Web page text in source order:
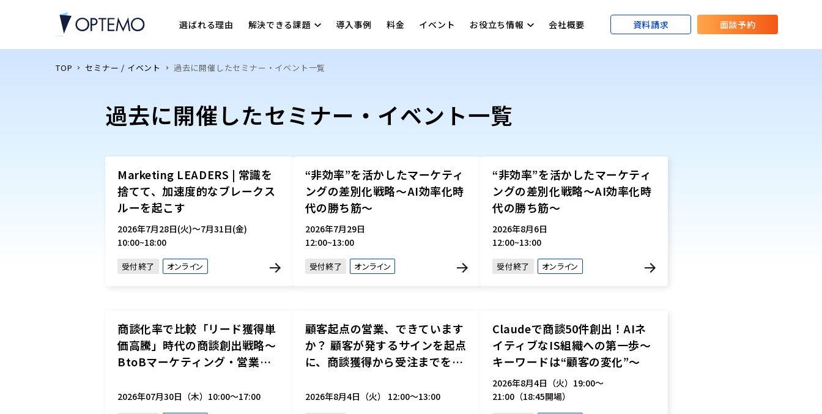
選ばれる理由 解決できる課題 導入事例 料金 イベント お役立ち情報 会社概要 資料請求 面談予約
TOP セミナー / イベント 過去に開催したセミナー・イベント一覧
過去に開催したセミナー・イベント一覧
Marketing LEADERS | 常識を
捨てて、加速度的なブレークス
ルーを起こす
2026年7月28日(火)〜7月31日(金)
10:00~18:00
受付終了 オンライン
“非効率”を活かしたマーケティ
ングの差別化戦略～AI効率化時
代の勝ち筋～
2026年7月29日
12:00~13:00
受付終了 オンライン
“非効率”を活かしたマーケティ
ングの差別化戦略～AI効率化時
代の勝ち筋～
2026年8月6日
12:00~13:00
受付終了 オンライン
商談化率で比較「リード獲得単
価高騰」時代の商談創出戦略～
BtoBマーケティング・営業施
2026年07月30日（木）10:00～17:00
顧客起点の営業、できています
か？ 顧客が発するサインを起点
に、商談獲得から受注までを設
2026年8月4日（火） 12:00～13:00
Claudeで商談50件創出！AIネ
イティブなIS組織への第一歩〜
キーワードは“顧客の変化”〜
2026年8月4日（火）19:00〜
21:00（18:45開場）